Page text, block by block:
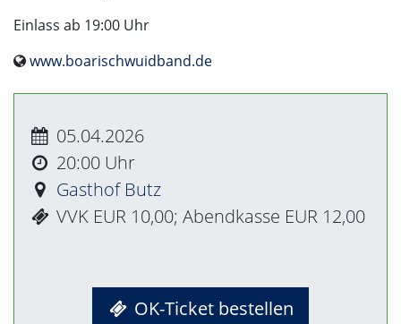
Einlass ab 19:00 Uhr
www.boarischwuidband.de
05.04.2026
20:00
Gasthof Butz
VVK EUR 10,00; Abendkasse EUR 12,00
OK-Ticket bestellen